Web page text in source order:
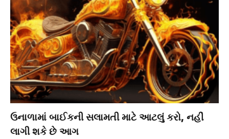
ઉનાળામાં બાઈકની સલામતી માટે આટલું કરો, નહીં
લાગી શકે છે આગ